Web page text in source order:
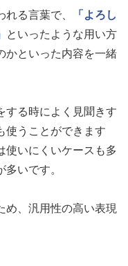
る言葉で、
「よろし
といったような用い方
かといった内容を一緒
する時によく見聞きす
使うことができます
使いにくいケースも多
いです。
め、汎用性の高い表現